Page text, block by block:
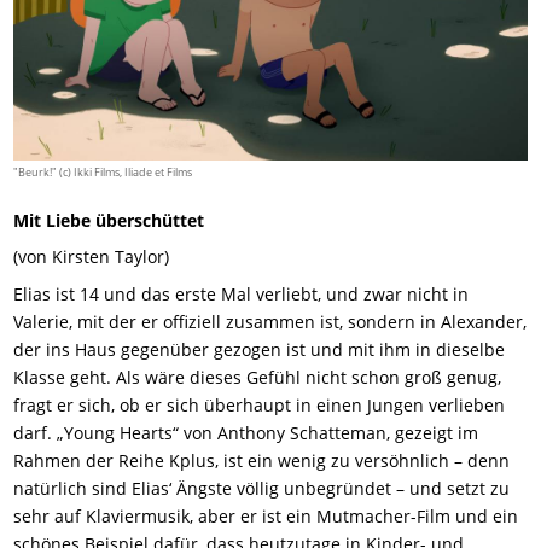
"Beurk!" (c) Ikki Films, Iliade et Films
Mit Liebe überschüttet
(von Kirsten Taylor)
Elias ist 14 und das erste Mal verliebt, und zwar nicht in
Valerie, mit der er offiziell zusammen ist, sondern in Alexander,
der ins Haus gegenüber gezogen ist und mit ihm in dieselbe
Klasse geht. Als wäre dieses Gefühl nicht schon groß genug,
fragt er sich, ob er sich überhaupt in einen Jungen verlieben
darf. „Young Hearts“ von Anthony Schatteman, gezeigt im
Rahmen der Reihe Kplus, ist ein wenig zu versöhnlich – denn
natürlich sind Elias‘ Ängste völlig unbegründet – und setzt zu
sehr auf Klaviermusik, aber er ist ein Mutmacher-Film und ein
schönes Beispiel dafür, dass heutzutage in Kinder- und